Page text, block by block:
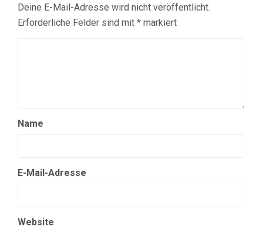
Deine E-Mail-Adresse wird nicht veröffentlicht.
Erforderliche Felder sind mit * markiert
Name
E-Mail-Adresse
Website